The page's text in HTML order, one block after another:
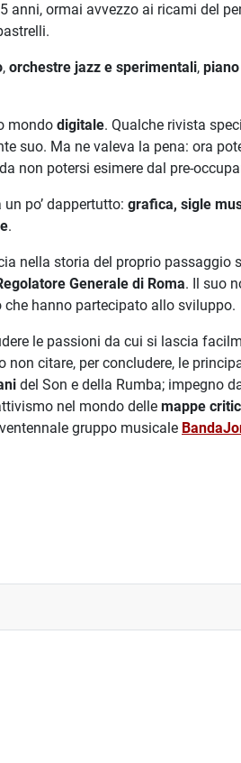
anni, ormai avvezzo ai ricami del
, orchestre jazz e sperimentali,
mondo digitale. Qualche rivista
suo. Ma ne valeva la pena: ora
non potersi esimere dal pre-
po’ dappertutto: grafica, sigle
.
nella storia del proprio
Generale di Roma. Il suo
hanno partecipato allo sviluppo.
le passioni da cui si lascia
citare, per concludere, le
del Son e della Rumba; impegno
nel mondo delle mappe
gruppo musicale